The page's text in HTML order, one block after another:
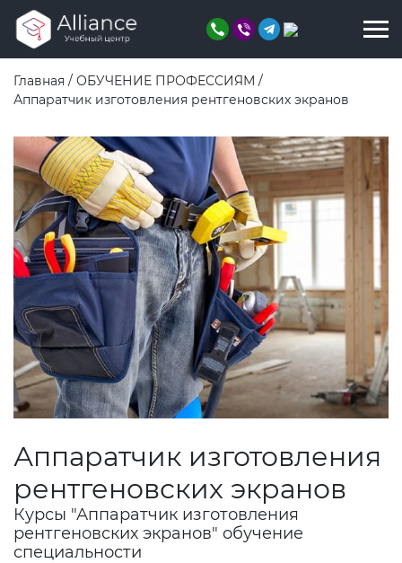
Главная / ОБУЧЕНИЕ ПРОФЕССИЯМ /
Аппаратчик изготовления рентгеновских экранов
Аппаратчик изготовления
рентгеновских экранов
Курсы "Аппаратчик изготовления
рентгеновских экранов" обучение
специальности